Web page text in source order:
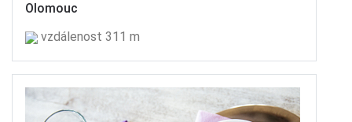
Olomouc
vzdálenost 311 m